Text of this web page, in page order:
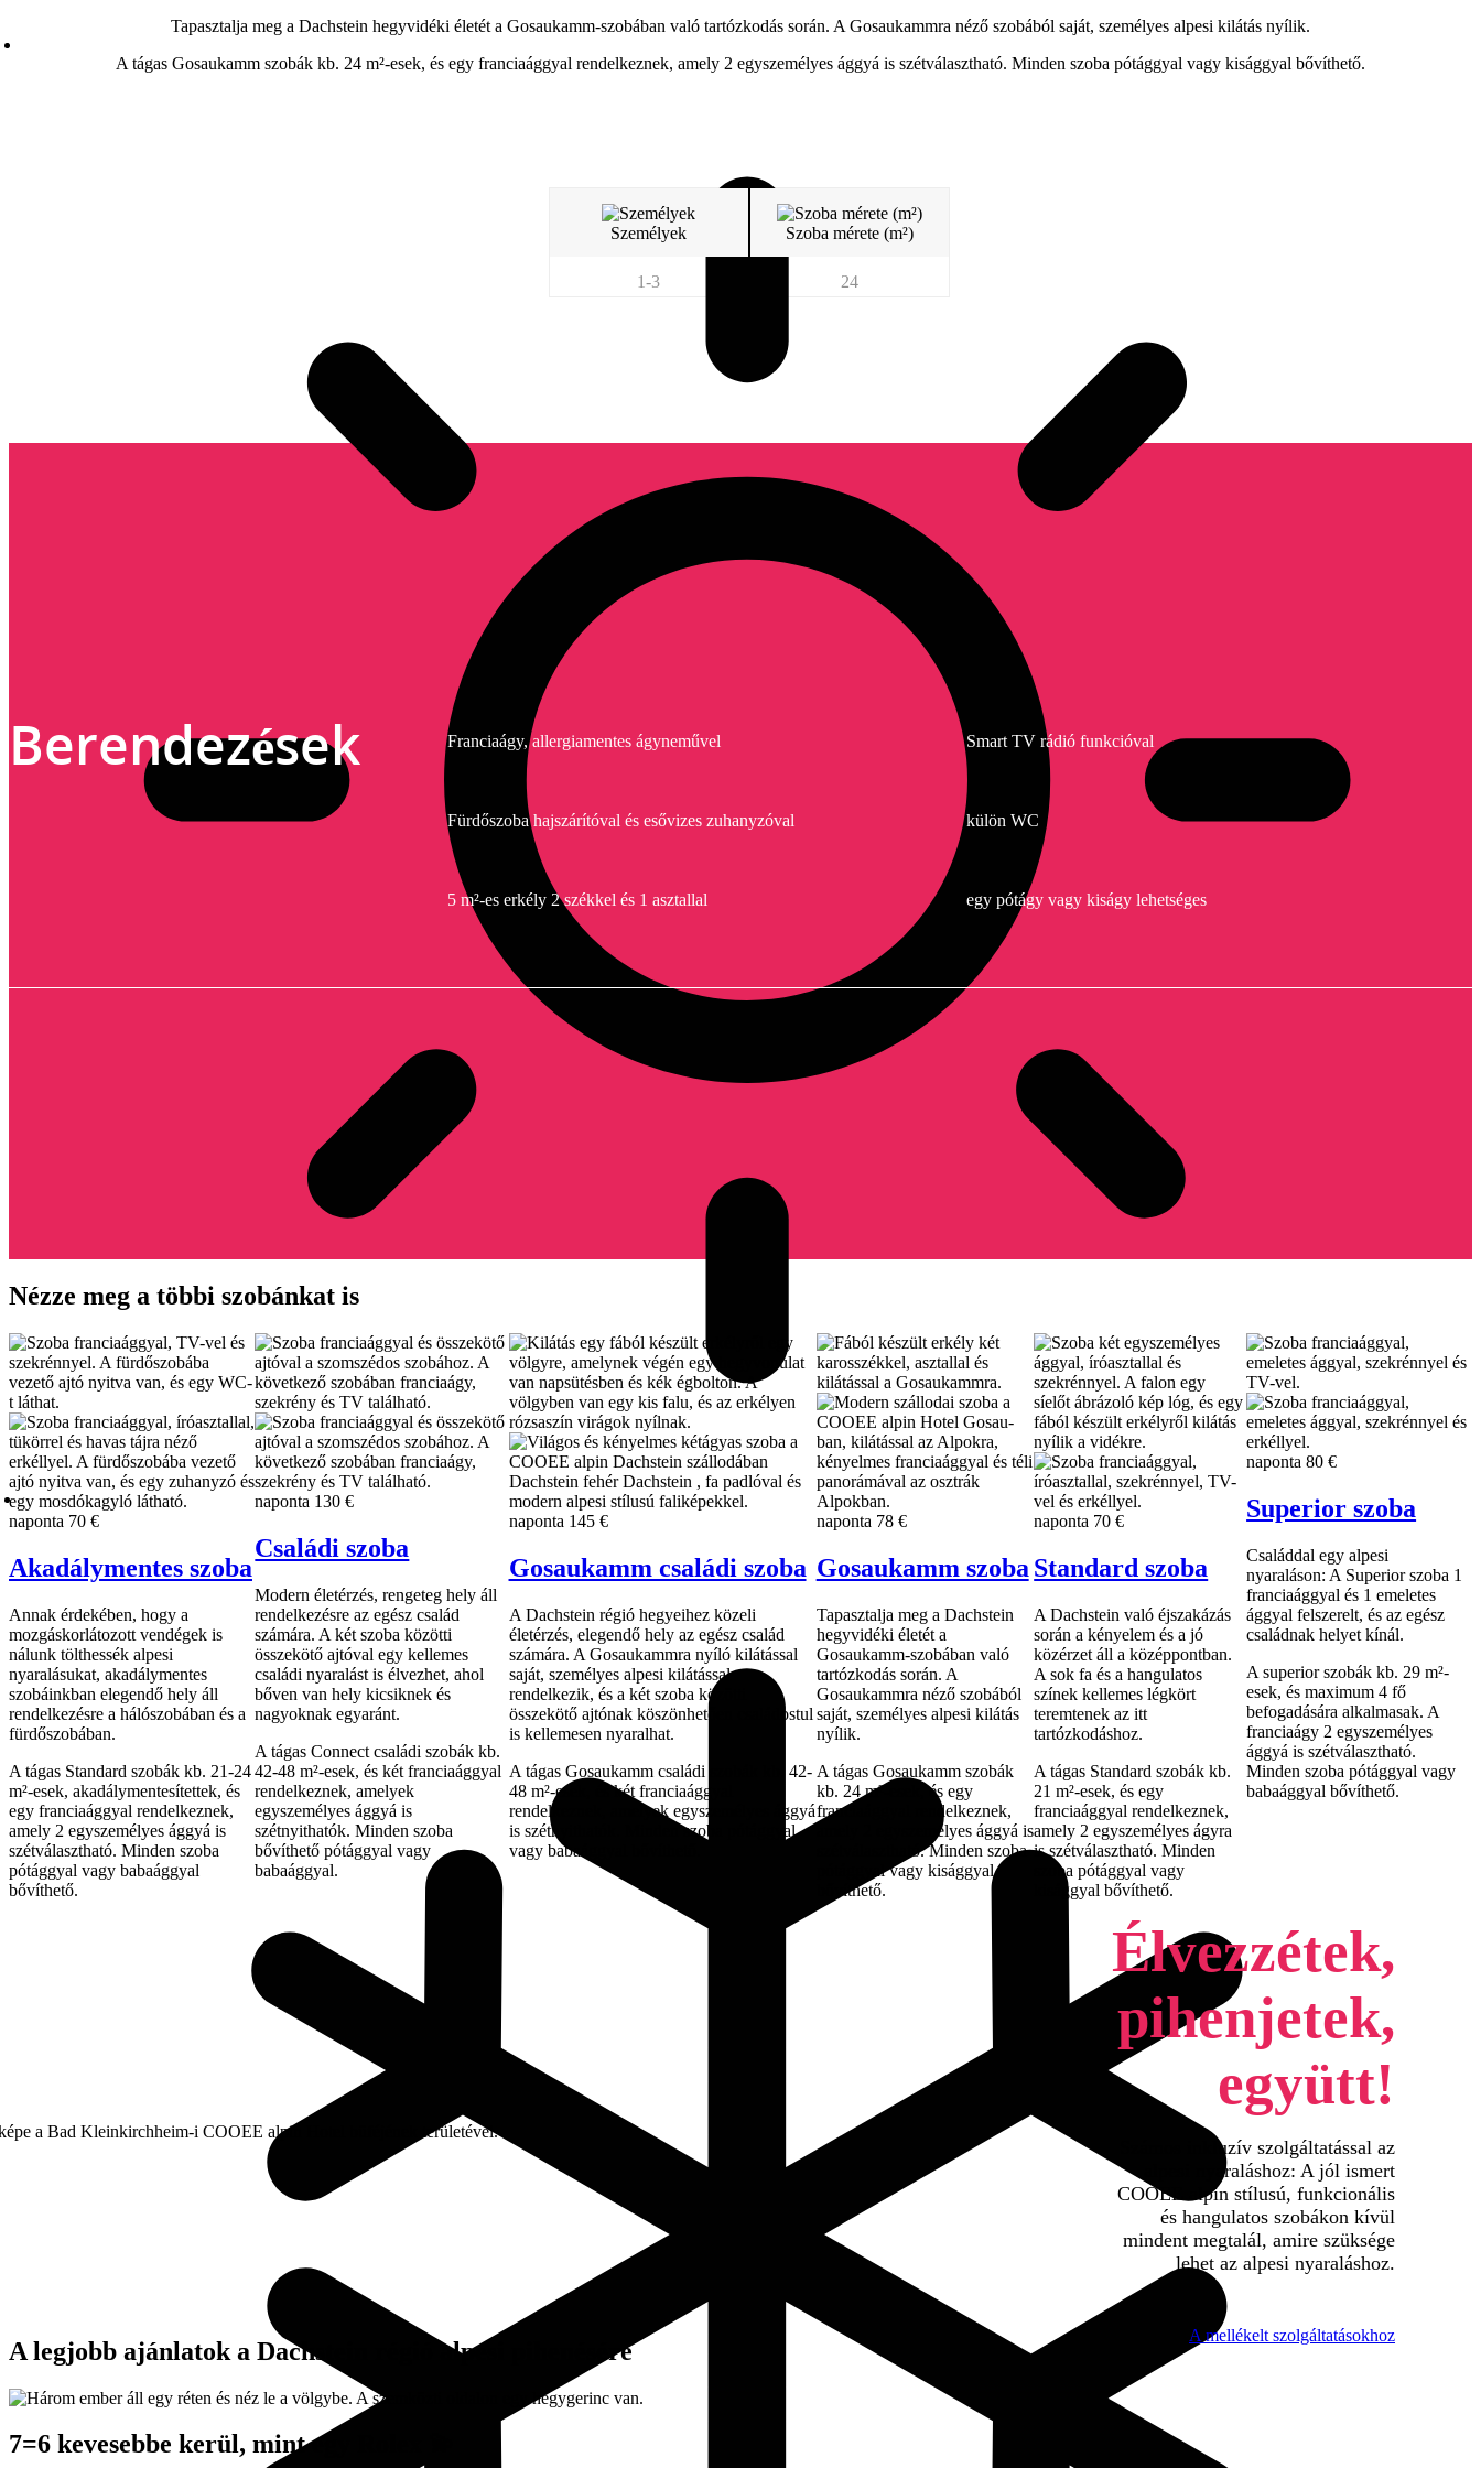
Tapasztalja meg a Dachstein hegyvidéki életét a Gosaukamm-szobában való tartózkodás során. A Gosaukammra néző szobából saját, személyes alpesi kilátás nyílik.
A tágas Gosaukamm szobák kb. 24 m²-esek, és egy franciaággyal rendelkeznek, amely 2 egyszemélyes ággyá is szétválasztható. Minden szoba pótággyal vagy kisággyal bővíthető.
Személyek
1-3
Szoba mérete (m²)
24
Berendezések Franciaágy, allergiamentes ágyneművel Smart TV rádió funkcióval
Fürdőszoba hajszárítóval és esővizes zuhanyzóval külön WC
5 m²-es erkély 2 székkel és 1 asztallal egy pótágy vagy kiságy lehetséges
Nézze meg a többi szobánkat is
naponta 70 €
Akadálymentes szoba
Annak érdekében, hogy a
mozgáskorlátozott vendégek is
nálunk tölthessék alpesi
nyaralásukat, akadálymentes
szobáinkban elegendő hely áll
rendelkezésre a hálószobában és a
fürdőszobában.
A tágas Standard szobák kb. 21-24
m²-esek, akadálymentesítettek, és
egy franciaággyal rendelkeznek,
amely 2 egyszemélyes ággyá is
szétválasztható. Minden szoba
pótággyal vagy babaággyal
bővíthető.
naponta 130 €
Családi szoba
Modern életérzés, rengeteg hely áll
rendelkezésre az egész család
számára. A két szoba közötti
összekötő ajtóval egy kellemes
családi nyaralást is élvezhet, ahol
bőven van hely kicsiknek és
nagyoknak egyaránt.
A tágas Connect családi szobák kb.
42-48 m²-esek, és két franciaággyal
rendelkeznek, amelyek
egyszemélyes ággyá is
szétnyithatók. Minden szoba
bővíthető pótággyal vagy
babaággyal.
naponta 145 €
Gosaukamm családi szoba
A Dachstein régió hegyeihez közeli
életérzés, elegendő hely az egész család
számára. A Gosaukammra nyíló kilátással
saját, személyes alpesi kilátással
rendelkezik, és a két szoba közötti
összekötő ajtónak köszönhetően családostul
is kellemesen nyaralhat.
A tágas Gosaukamm családi szobák kb. 42-
48 m²-esek, és két franciaággyal
rendelkeznek, amelyek egyszemélyes ággyá
is szétnyithatók. Minden szoba pótággyal
vagy babaággyal bővíthető.
naponta 78 €
Gosaukamm szoba
Tapasztalja meg a Dachstein
hegyvidéki életét a
Gosaukamm-szobában való
tartózkodás során. A
Gosaukammra néző szobából
saját, személyes alpesi kilátás
nyílik.
A tágas Gosaukamm szobák
kb. 24 m²-esek, és egy
franciaággyal rendelkeznek,
amely 2 egyszemélyes ággyá is
szétválasztható. Minden szoba
pótággyal vagy kisággyal
bővíthető.
naponta 70 €
Standard szoba
A Dachstein való éjszakázás
során a kényelem és a jó
közérzet áll a középpontban.
A sok fa és a hangulatos
színek kellemes légkört
teremtenek az itt
tartózkodáshoz.
A tágas Standard szobák kb.
21 m²-esek, és egy
franciaággyal rendelkeznek,
amely 2 egyszemélyes ágyra
is szétválasztható. Minden
szoba pótággyal vagy
kisággyal bővíthető.
naponta 80 €
Superior szoba
Családdal egy alpesi
nyaraláson: A Superior szoba 1
franciaággyal és 1 emeletes
ággyal felszerelt, és az egész
családnak helyet kínál.
A superior szobák kb. 29 m²-
esek, és maximum 4 fő
befogadására alkalmasak. A
franciaágy 2 egyszemélyes
ággyá is szétválasztható.
Minden szoba pótággyal vagy
babaággyal bővíthető.
Élvezzétek,
pihenjetek,
együtt!
Számos inkluzív szolgáltatással az
alpesi nyaraláshoz: A jól ismert
COOEE alpin stílusú, funkcionális
és hangulatos szobákon kívül
mindent megtalál, amire szüksége
lehet az alpesi nyaraláshoz.
A mellékelt szolgáltatásokhoz
A legjobb ajánlatok a Dachstein régió alpesi pihenésére
7=6 kevesebbe kerül, mint egy Rolex 💫